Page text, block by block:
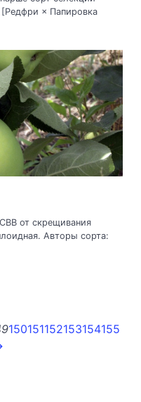
× Папировка
от скрещивания
Авторы сорта:
150151152153154155